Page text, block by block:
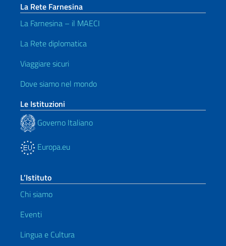
La Rete Farnesina
La Farnesina – il MAECI
La Rete diplomatica
Viaggiare sicuri
Dove siamo nel mondo
Le Istituzioni
Governo Italiano
Europa.eu
L’Istituto
Chi siamo
Eventi
Lingua e Cultura